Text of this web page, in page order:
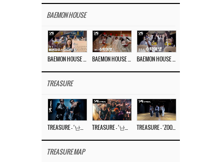
BAEMON HOUSE
TREASURE
TREASURE MAP